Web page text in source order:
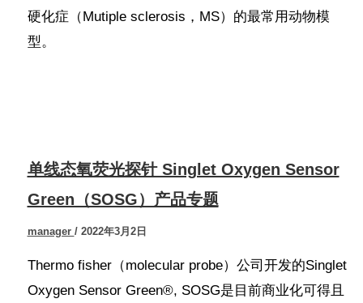
硬化症（Mutiple sclerosis，MS）的最常用动物模
型。
单线态氧荧光探针 Singlet Oxygen Sensor
Green（SOSG）产品专题
manager / 2022年3月2日
Thermo fisher（molecular probe）公司开发的Singlet
Oxygen Sensor Green®, SOSG是目前商业化可得且